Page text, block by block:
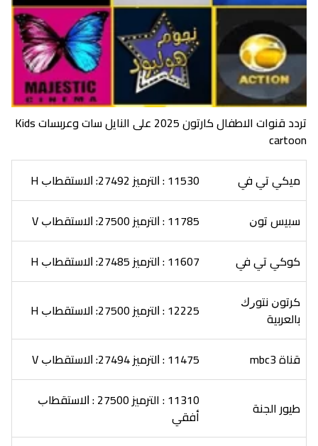
تردد قنوات الاطفال كارتون 2025 على النايل سات وعربسات Kids
cartoon
ﻣﻴﻜﻲ ﺗﻲ ﻓﻲ
11530 : ﺍﻟﺘﺮﻣﻴﺰ 27492: ﺍﻻﺳﺘﻘﻄﺎﺏ H
ﺳﺒﻴﺲ ﺗﻮﻥ
11785 : ﺍﻟﺘﺮﻣﻴﺰ 27500: ﺍﻻﺳﺘﻘﻄﺎﺏ V
ﻛﻮﻛﻲ ﺗﻲ ﻓﻲ
11607 : ﺍﻟﺘﺮﻣﻴﺰ 27485: ﺍﻻﺳﺘﻘﻄﺎﺏ H
ﻛﺮﺗﻮﻥ ﻧﺘﻮﺭﻙ
ﺑﺎﻟﻌﺮﺑﻴﺔ
12225 : ﺍﻟﺘﺮﻣﻴﺰ 27500: ﺍﻻﺳﺘﻘﻄﺎﺏ H
قناة mbc3 11475 : ﺍﻟﺘﺮﻣﻴﺰ 27494: ﺍﻻﺳﺘﻘﻄﺎﺏ V
طيور الجنة
11310 : الترميز 27500 : ﺍﻻﺳﺘﻘﻄﺎﺏ
أفقي